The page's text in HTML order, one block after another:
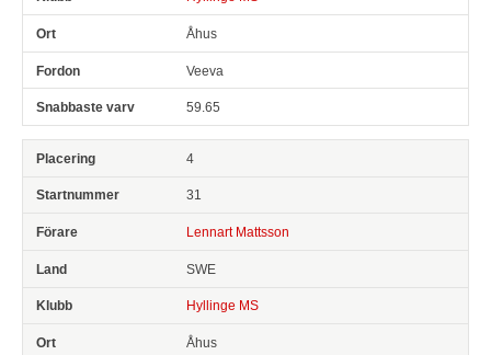
Åhus
Veeva
59.65
4
31
Lennart Mattsson
SWE
Hyllinge MS
Åhus